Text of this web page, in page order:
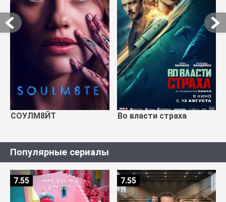
СОУЛМ8ЙТ Во власти страха
Популярные сериалы
7.55 7.55